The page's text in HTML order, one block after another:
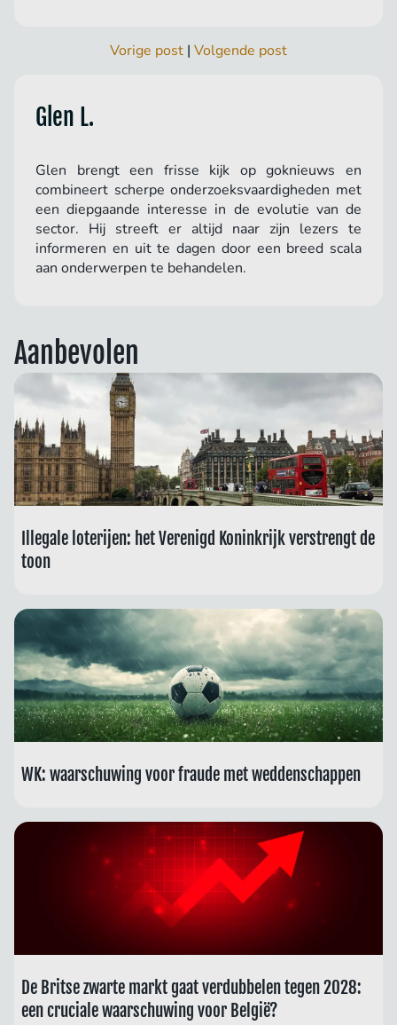
Vorige post | Volgende post
Glen L.
Glen brengt een frisse kijk op goknieuws en
combineert scherpe onderzoeksvaardigheden met
een diepgaande interesse in de evolutie van de
sector. Hij streeft er altijd naar zijn lezers te
informeren en uit te dagen door een breed scala
aan onderwerpen te behandelen.
Aanbevolen
Illegale loterijen: het Verenigd Koninkrijk verstrengt de
toon
WK: waarschuwing voor fraude met weddenschappen
De Britse zwarte markt gaat verdubbelen tegen 2028:
een cruciale waarschuwing voor België?